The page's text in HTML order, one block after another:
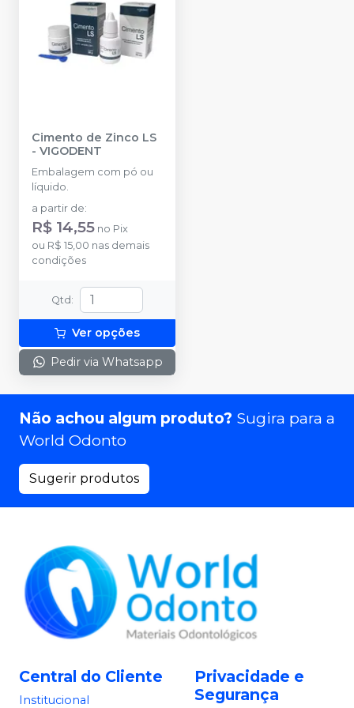
Cimento de Zinco LS
- VIGODENT
Embalagem com pó ou
líquido.
a partir de:
R$ 14,55 no Pix
ou R$ 15,00 nas demais
condições
Qtd :
Ver opções
Pedir via Whatsapp
Não achou algum produto? Sugira para a
World Odonto
Sugerir produtos
Central do Cliente
Institucional
Privacidade e
Segurança